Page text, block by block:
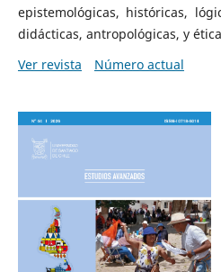
epistemológicas, históricas,
didácticas, antropológicas, y
Ver revista
Número actual